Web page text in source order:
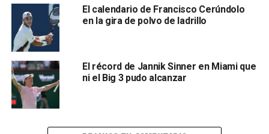
El calendario de Francisco Cerúndolo
en la gira de polvo de ladrillo
El récord de Jannik Sinner en Miami que
ni el Big 3 pudo alcanzar